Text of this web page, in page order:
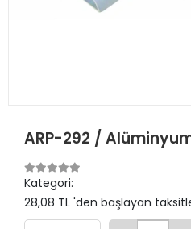
ARP-292 /
Kategori:
28,08 TL 'den başlayan